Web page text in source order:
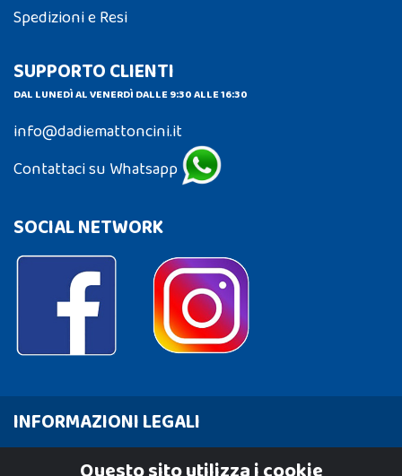
Spedizioni e Resi
SUPPORTO CLIENTI
DAL LUNEDÌ AL VENERDÌ DALLE 9:30 ALLE 16:30
info@dadiemattoncini.it
Contattaci su Whatsapp
SOCIAL NETWORK
INFORMAZIONI LEGALI
Cookie Policy